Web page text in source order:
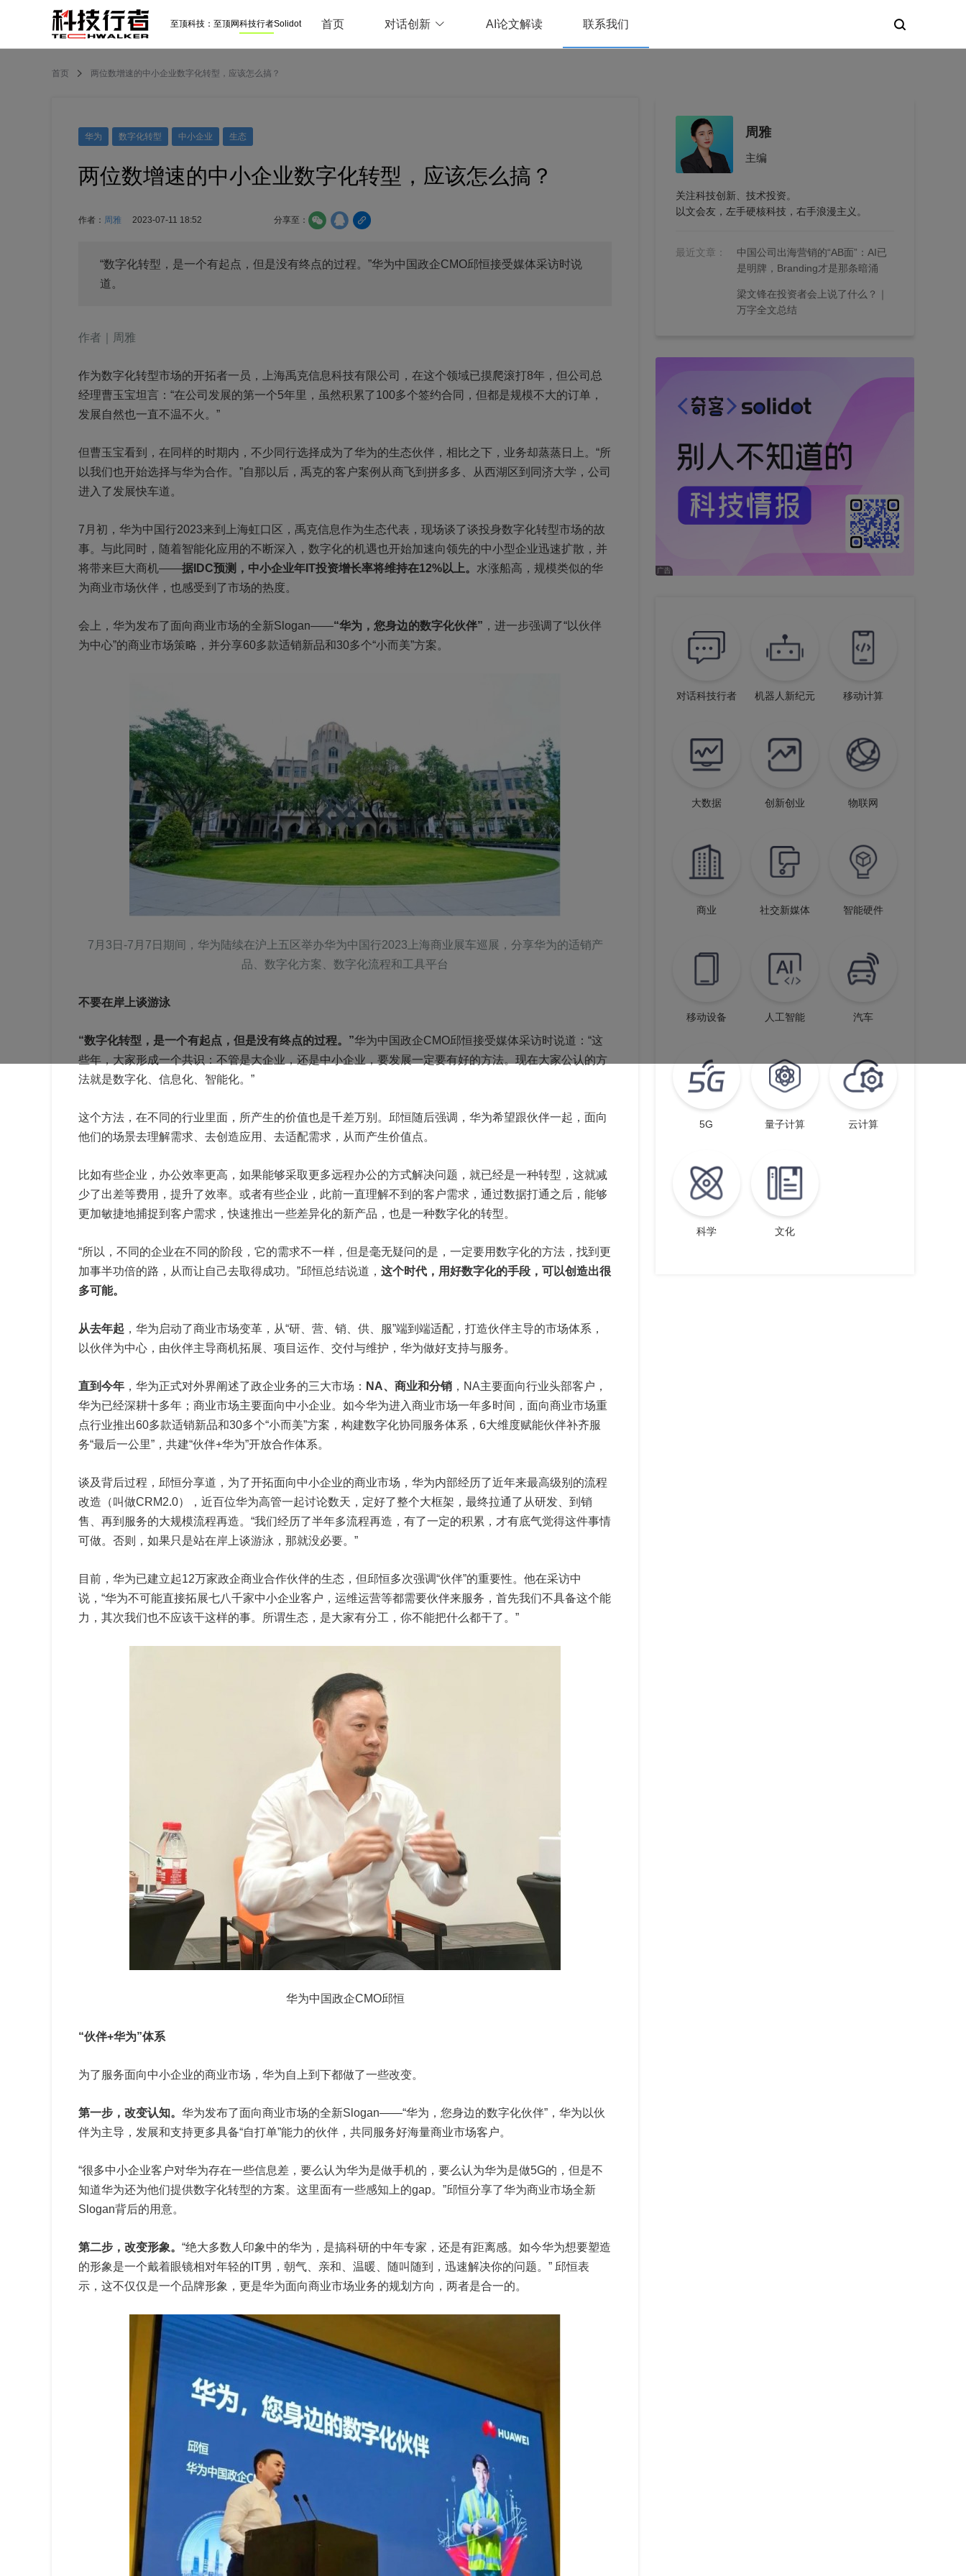
至顶科技： 至顶网科技行者Solidot 首页 对话创新 AI论文解读 联系我们
首页 两位数增速的中小企业数字化转型，应该怎么搞？
华为 数字化转型 中小企业 生态
两位数增速的中小企业数字化转型，应该怎么搞？
作者： 周雅 2023-07-11 18:52 分享至：
“数字化转型，是一个有起点，但是没有终点的过程。”华为中国政企CMO邱恒接受媒体采访时说
道。
作者｜周雅
作为数字化转型市场的开拓者一员，上海禹克信息科技有限公司，在这个领域已摸爬滚打8年，但公司总
经理曹玉宝坦言：“在公司发展的第一个5年里，虽然积累了100多个签约合同，但都是规模不大的订单，
发展自然也一直不温不火。”
但曹玉宝看到，在同样的时期内，不少同行选择成为了华为的生态伙伴，相比之下，业务却蒸蒸日上。“所
以我们也开始选择与华为合作。”自那以后，禹克的客户案例从商飞到拼多多、从西湖区到同济大学，公司
进入了发展快车道。
7月初，华为中国行2023来到上海虹口区，禹克信息作为生态代表，现场谈了谈投身数字化转型市场的故
事。与此同时，随着智能化应用的不断深入，数字化的机遇也开始加速向领先的中小型企业迅速扩散，并
将带来巨大商机——据IDC预测，中小企业年IT投资增长率将维持在12%以上。 水涨船高，规模类似的华
为商业市场伙伴，也感受到了市场的热度。
会上，华为发布了面向商业市场的全新Slogan——“华为，您身边的数字化伙伴” ，进一步强调了“以伙伴
为中心”的商业市场策略，并分享60多款适销新品和30多个“小而美”方案。
7月3日-7月7日期间，华为陆续在沪上五区举办华为中国行2023上海商业展车巡展，分享华为的适销产
品、数字化方案、数字化流程和工具平台
不要在岸上谈游泳
“数字化转型，是一个有起点，但是没有终点的过程。”华为中国政企CMO邱恒接受媒体采访时说道：“这
些年，大家形成一个共识：不管是大企业，还是中小企业，要发展一定要有好的方法。现在大家公认的方
法就是数字化、信息化、智能化。”
这个方法，在不同的行业里面，所产生的价值也是千差万别。邱恒随后强调，华为希望跟伙伴一起，面向
他们的场景去理解需求、去创造应用、去适配需求，从而产生价值点。
比如有些企业，办公效率更高，如果能够采取更多远程办公的方式解决问题，就已经是一种转型，这就减
少了出差等费用，提升了效率。或者有些企业，此前一直理解不到的客户需求，通过数据打通之后，能够
更加敏捷地捕捉到客户需求，快速推出一些差异化的新产品，也是一种数字化的转型。
“所以，不同的企业在不同的阶段，它的需求不一样，但是毫无疑问的是，一定要用数字化的方法，找到更
加事半功倍的路，从而让自己去取得成功。”邱恒总结说道， 这个时代，用好数字化的手段，可以创造出很
多可能。
从去年起 ，华为启动了商业市场变革，从“研、营、销、供、服”端到端适配，打造伙伴主导的市场体系，
以伙伴为中心，由伙伴主导商机拓展、项目运作、交付与维护，华为做好支持与服务。
直到今年 ，华为正式对外界阐述了政企业务的三大市场： NA、商业和分销 ，NA主要面向行业头部客户，
华为已经深耕十多年；商业市场主要面向中小企业。如今华为进入商业市场一年多时间，面向商业市场重
点行业推出60多款适销新品和30多个“小而美”方案，构建数字化协同服务体系，6大维度赋能伙伴补齐服
务“最后一公里”，共建“伙伴+华为”开放合作体系。
谈及背后过程，邱恒分享道，为了开拓面向中小企业的商业市场，华为内部经历了近年来最高级别的流程
改造（叫做CRM2.0），近百位华为高管一起讨论数天，定好了整个大框架，最终拉通了从研发、到销
售、再到服务的大规模流程再造。“我们经历了半年多流程再造，有了一定的积累，才有底气觉得这件事情
可做。否则，如果只是站在岸上谈游泳，那就没必要。”
目前，华为已建立起12万家政企商业合作伙伴的生态，但邱恒多次强调“伙伴”的重要性。他在采访中
说，“华为不可能直接拓展七八千家中小企业客户，运维运营等都需要伙伴来服务，首先我们不具备这个能
力，其次我们也不应该干这样的事。所谓生态，是大家有分工，你不能把什么都干了。”
华为中国政企CMO邱恒
“伙伴+华为”体系
为了服务面向中小企业的商业市场，华为自上到下都做了一些改变。
第一步，改变认知。 华为发布了面向商业市场的全新Slogan——“华为，您身边的数字化伙伴”，华为以伙
伴为主导，发展和支持更多具备“自打单”能力的伙伴，共同服务好海量商业市场客户。
“很多中小企业客户对华为存在一些信息差，要么认为华为是做手机的，要么认为华为是做5G的，但是不
知道华为还为他们提供数字化转型的方案。这里面有一些感知上的gap。”邱恒分享了华为商业市场全新
Slogan背后的用意。
第二步，改变形象。 “绝大多数人印象中的华为，是搞科研的中年专家，还是有距离感。如今华为想要塑造
的形象是一个戴着眼镜相对年轻的IT男，朝气、亲和、温暖、随叫随到，迅速解决你的问题。” 邱恒表
示，这不仅仅是一个品牌形象，更是华为面向商业市场业务的规划方向，两者是合一的。
周雅
主编
关注科技创新、技术投资。
以文会友，左手硬核科技，右手浪漫主义。
最近文章：
中国公司出海营销的“AB面”：AI已
是明牌，Branding才是那条暗涌
梁文锋在投资者会上说了什么？｜
万字全文总结
对话科技行者 机器人新纪元 移动计算
大数据 创新创业 物联网
商业 社交新媒体 智能硬件
移动设备 人工智能 汽车
5G 量子计算 云计算
科学 文化